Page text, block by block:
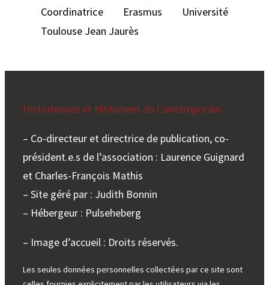
Coordinatrice Erasmus Université
Toulouse Jean Jaurès
Historiennes et Historiens du Contemporain
– Co-directeur et directrice de publication, co-
président.e.s de l’association : Laurence Guignard
et Charles-François Mathis
– Site géré par : Judith Bonnin
– Hébergeur : Pulseheberg
– Image d’accueil : Droits réservés.
Les seules données personnelles collectées par ce site sont